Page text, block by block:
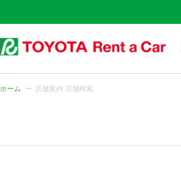
ホーム 店舗案内 店舗検索